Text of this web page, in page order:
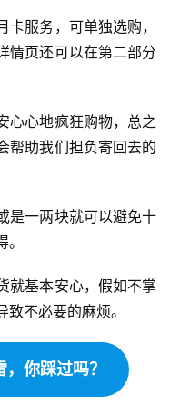
服务，可单独选购，
情页还可以在第二部分
心心地疯狂购物，总之
帮助我们担负寄回去的
是一两块就可以避免十
就基本安心，假如不掌
不必要的麻烦。
你踩过吗？